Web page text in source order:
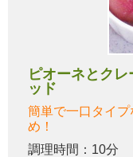
ピオーネとク
ッド
簡単で一口タイ
め！
調理時間：10分